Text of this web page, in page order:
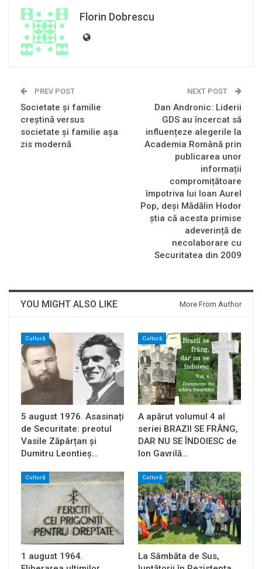
Florin Dobrescu
PREV POST
Societate și familie
creștină versus
societate și familie așa
zis modernă
NEXT POST
Dan Andronic: Liderii
GDS au încercat să
influențeze alegerile la
Academia Română prin
publicarea unor
informații
compromițătoare
împotriva lui Ioan Aurel
Pop, deși Mădălin Hodor
știa că acesta primise
adeverință de
necolaborare cu
Securitatea din 2009
YOU MIGHT ALSO LIKE More From Author
Cultură
5 august 1976. Asasinați
de Securitate: preotul
Vasile Zăpârțan și
Dumitru Leontieș…
Cultură
A apărut volumul 4 al
seriei BRAZII SE FRÂNG,
DAR NU SE ÎNDOIESC de
Ion Gavrilă…
Cultură
1 august 1964.
Cultură
La Sâmbăta de Sus,